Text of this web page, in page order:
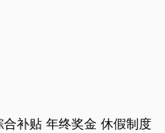
合补贴 年终奖金 休假制度